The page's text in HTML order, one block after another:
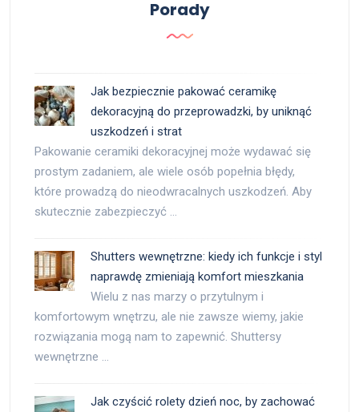
Porady
Jak bezpiecznie pakować ceramikę
dekoracyjną do przeprowadzki, by uniknąć
uszkodzeń i strat
Pakowanie ceramiki dekoracyjnej może wydawać się
prostym zadaniem, ale wiele osób popełnia błędy,
które prowadzą do nieodwracalnych uszkodzeń. Aby
skutecznie zabezpieczyć …
Shutters wewnętrzne: kiedy ich funkcje i styl
naprawdę zmieniają komfort mieszkania
Wielu z nas marzy o przytulnym i
komfortowym wnętrzu, ale nie zawsze wiemy, jakie
rozwiązania mogą nam to zapewnić. Shuttersy
wewnętrzne …
Jak czyścić rolety dzień noc, by zachować